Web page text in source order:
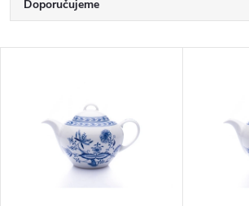
a
Doporučujeme
Nejprodávanější
Abecedně